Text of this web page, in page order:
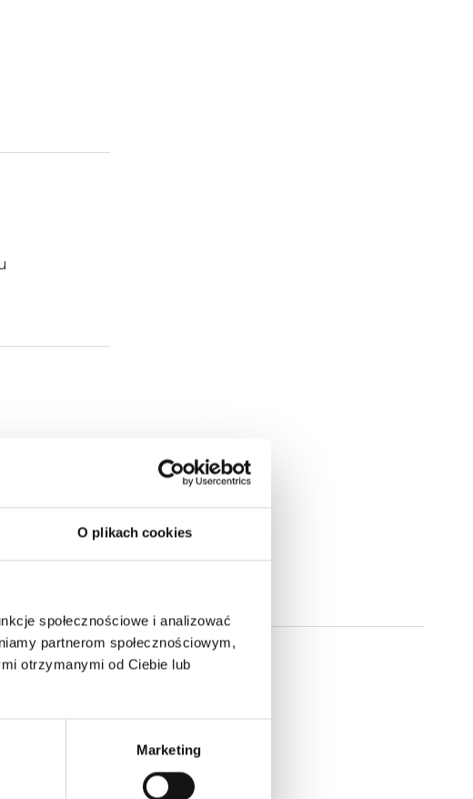
O plikach cookies
społecznościowe i analizować
partnerom społecznościowym,
otrzymanymi od Ciebie lub
Marketing